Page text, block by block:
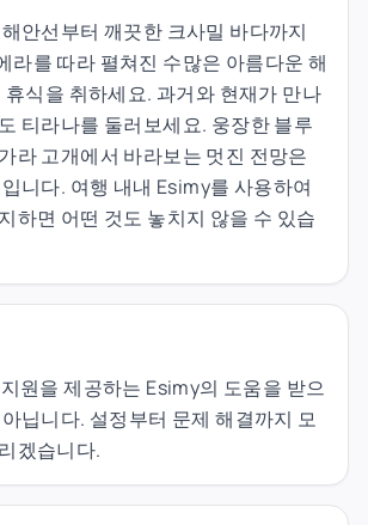
안선부터 깨끗한 크사밀 바다까지
라를 따라 펼쳐진 수많은 아름다운 해
휴식을 취하세요. 과거와 현재가 만나
티라나를 둘러보세요. 웅장한 블루
라 고개에서 바라보는 멋진 전망은
니다. 여행 내내 Esimy를 사용하여
하면 어떤 것도 놓치지 않을 수 있습
원을 제공하는 Esimy의 도움을 받으
닙니다. 설정부터 문제 해결까지 모
겠습니다.